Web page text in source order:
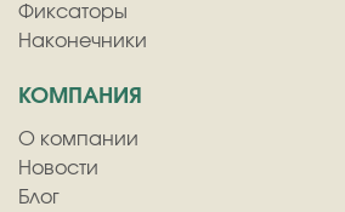
Фиксаторы
Наконечники
КОМПАНИЯ
О компании
Новости
Блог